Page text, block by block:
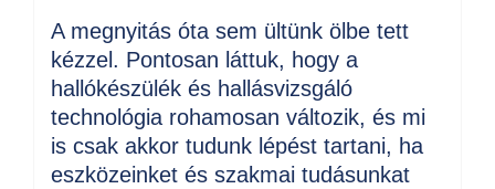
A megnyitás óta sem ültünk ölbe tett
kézzel. Pontosan láttuk, hogy a
hallókészülék és hallásvizsgáló
technológia rohamosan változik, és mi
is csak akkor tudunk lépést tartani, ha
eszközeinket és szakmai tudásunkat